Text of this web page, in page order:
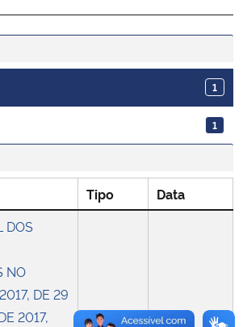
Regional
1
1
Tipo
Data
DOS
NO
DE 29
2017,